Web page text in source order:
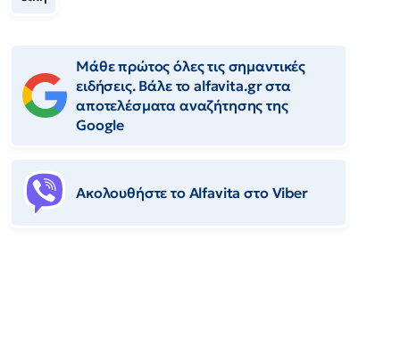
Μάθε πρώτος όλες τις σημαντικές
ειδήσεις. Βάλε το alfavita.gr στα
αποτελέσματα αναζήτησης της
Google
Ακολουθήστε το Αlfavita στο Viber